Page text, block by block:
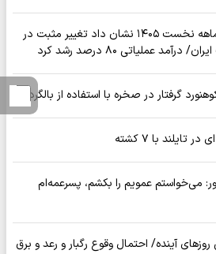
بررسی صورت‌های مالی ۳ ماهه نخست ۱۴۰۵ نشان داد تغییر مثبت در
عملیاتی ۸۰ درصد رشد کرد
گرفتار در صخره با استفاده از بالگرد
تایلند با ۷ کشته
می‌خواستم عمویم را بکشم، پسرعمه‌ام
آینده/ احتمال وقوع رگبار و رعد و برق